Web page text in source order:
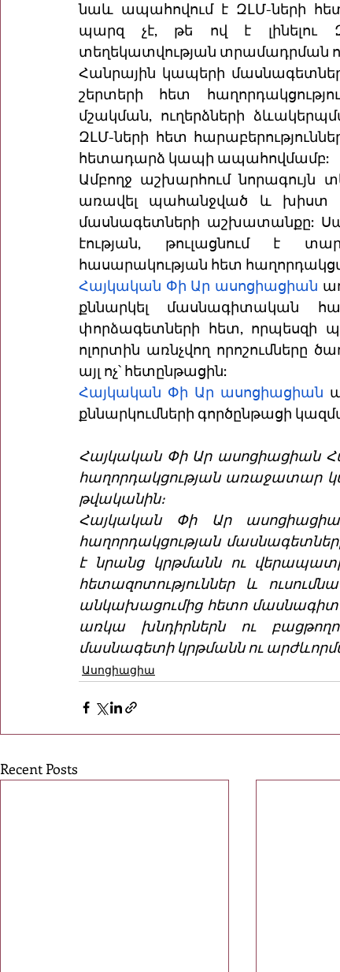
նաև ապահովում է ԶԼՄ-ների
պարզ չէ, թե ով է
տեղեկատվության
Հանրային կապերի
շերտերի հետ
մշակման, ուղերձների
ԶԼՄ-ների հետ
հետադարձ կապի ապահովմամբ:
Ամբողջ աշխարհում նորագույն
առավել պահանջված և խիստ
մասնագետների աշխատանքը:
էության, թուլացնում է
հասարակության հետ
Հայկական Փի Ար ասոցիացիան
քննարկել մասնագիտական
փորձագետների հետ,
ոլորտին առնչվող որոշումները
այլ ոչ՝ հետընթացին:
Հայկական Փի Ար ասոցիացիան
քննարկումների գործընթացի
Հայկական Փի Ար ասոցիացիան
հաղորդակցության առաջատար
թվականին։
Հայկական Փի Ար
հաղորդակցության
է նրանց կրթմանն ու
հետազոտություններ և
անկախացումից հետո
առկա խնդիրներն ու
մասնագետի կրթմանն ու
Ասոցիացիա
Recent Posts